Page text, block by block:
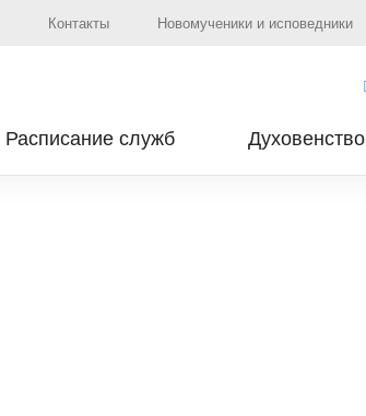
Контакты Новомученики и исповедники
Расписание служб Духовенство